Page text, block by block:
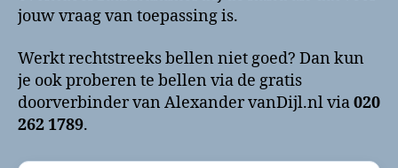
jouw vraag van toepassing is.
Werkt rechtstreeks bellen niet goed? Dan kun
je ook proberen te bellen via de gratis
doorverbinder van Alexander vanDijl.nl via020
262 1789.